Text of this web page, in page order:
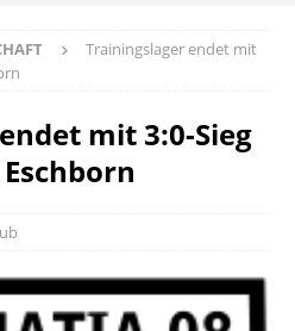
Trainingslager endet mit
mit 3:0-Sieg